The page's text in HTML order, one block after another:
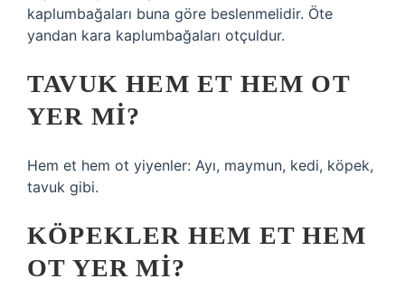
kaplumbağaları buna göre beslenmelidir. Öte
yandan kara kaplumbağaları otçuldur.
TAVUK HEM ET HEM OT
YER MI?
Hem et hem ot yiyenler: Ayı, maymun, kedi, köpek,
tavuk gibi.
KÖPEKLER HEM ET HEM
OT YER MI?